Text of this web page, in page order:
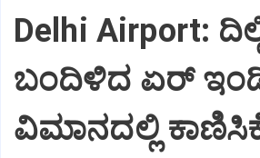
Delhi Airport:
ಬಂದಿಳಿದ ಏರ್‌
ವಿಮಾನದಲ್ಲಿ